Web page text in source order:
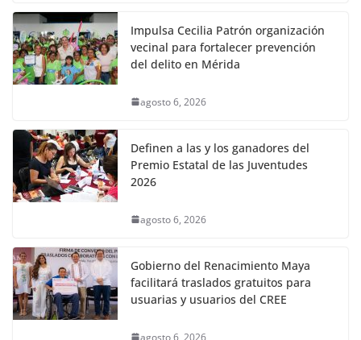
Impulsa Cecilia Patrón organización
vecinal para fortalecer prevención
del delito en Mérida
agosto 6, 2026
Definen a las y los ganadores del
Premio Estatal de las Juventudes
2026
agosto 6, 2026
Gobierno del Renacimiento Maya
facilitará traslados gratuitos para
usuarias y usuarios del CREE
agosto 6, 2026